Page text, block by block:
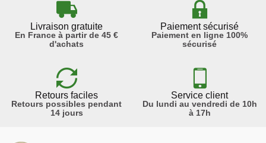
Livraison gratuite
En France à partir de 45 €
d'achats
Paiement sécurisé
Paiement en ligne 100%
sécurisé
Retours faciles
Retours possibles pendant
14 jours
Service client
Du lundi au vendredi de 10h
à 17h